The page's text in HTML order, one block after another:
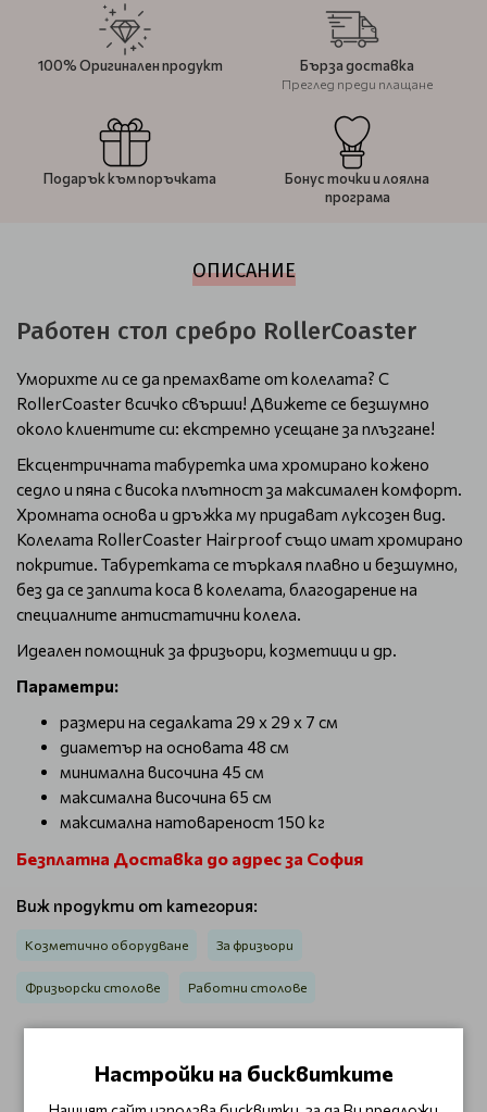
100% Оригинален продукт Бърза доставка
Преглед преди плащане
Подарък към поръчката
Бонус точки и лоялна
програма
ОПИСАНИЕ
Работен стол сребро RollerCoaster
Уморихте ли се да премахвате от колелата? С
RollerCoaster всичко свърши! Движете се безшумно
около клиентите си: екстремно усещане за плъзгане!
Ексцентричната табуретка има хромирано кожено
седло и пяна с висока плътност за максимален комфорт.
Хромната основа и дръжка му придават луксозен вид.
Колелатa RollerCoaster Hairproof също имат хромирано
покритие. Табуретката се търкаля плавно и безшумно,
без да се заплита коса в колелата, благодарение на
специалните антистатични колела.
Идеален помощник за фризьори, козметици и др.
Параметри:
размери на седалката 29 x 29 x 7 см
диаметър на основата 48 см
минимална височина 45 см
максимална височина 65 см
максимална натовареност 150 кг
Безплатна Доставка до адрес за София
Виж продукти от категория:
Козметично оборудване За фризьори
Фризьорски столове Работни столове
ОТЗИВИ (0)
Настройки на бисквитките